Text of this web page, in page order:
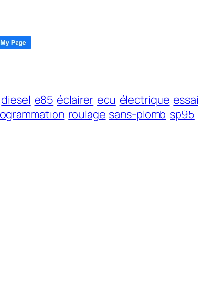
diesel e85 éclairer ecu électrique essai
roulage sans-plomb sp95